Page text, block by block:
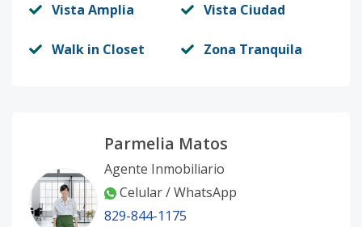
Vista Amplia Vista Ciudad
Walk in Closet Zona Tranquila
Parmelia Matos
Agente Inmobiliario
Celular / WhatsApp
829-844-1175